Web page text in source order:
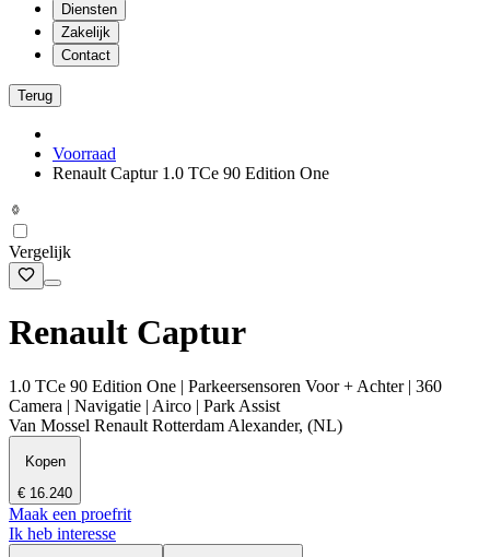
Diensten
Zakelijk
Contact
Terug
Voorraad
Renault Captur 1.0 TCe 90 Edition One
Vergelijk
Renault Captur
1.0 TCe 90 Edition One | Parkeersensoren Voor + Achter | 360
Camera | Navigatie | Airco | Park Assist
Van Mossel Renault Rotterdam Alexander, (NL)
Kopen
€ 16.240
Maak een proefrit
Ik heb interesse